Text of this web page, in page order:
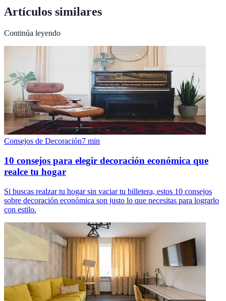
Artículos similares
Continúa leyendo
Consejos de Decoración7 min
10 consejos para elegir decoración económica que
realce tu hogar
Si buscas realzar tu hogar sin vaciar tu billetera, estos 10 consejos
sobre decoración económica son justo lo que necesitas para lograrlo
con estilo.